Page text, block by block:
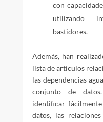
con
utilizando
bastidores.
Además, han
lista de artículos
las dependencias
conjunto de
identificar
datos, las